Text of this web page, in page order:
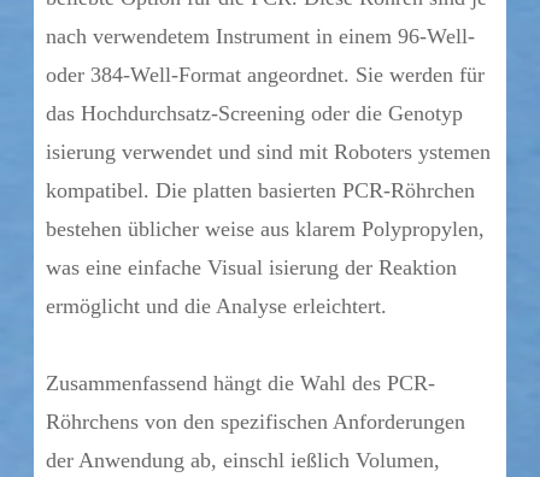
nach verwendetem Instrument in einem 96-Well-
oder 384-Well-Format angeordnet. Sie werden für
das Hochdurchsatz-Screening oder die Genotyp
isierung verwendet und sind mit Roboters ystemen
kompatibel. Die platten basierten PCR-Röhrchen
bestehen üblicher weise aus klarem Polypropylen,
was eine einfache Visual isierung der Reaktion
ermöglicht und die Analyse erleichtert.
Zusammenfassend hängt die Wahl des PCR-
Röhrchens von den spezifischen Anforderungen
der Anwendung ab, einschl ießlich Volumen,